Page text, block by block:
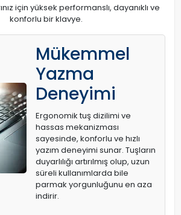
için yüksek performanslı, dayanıklı ve
konforlu bir klavye.
Mükemmel
Yazma
Deneyimi
Ergonomik tuş dizilimi ve
hassas mekanizması
sayesinde, konforlu ve hızlı
yazım deneyimi sunar. Tuşların
duyarlılığı artırılmış olup, uzun
süreli kullanımlarda bile
parmak yorgunluğunu en aza
indirir.